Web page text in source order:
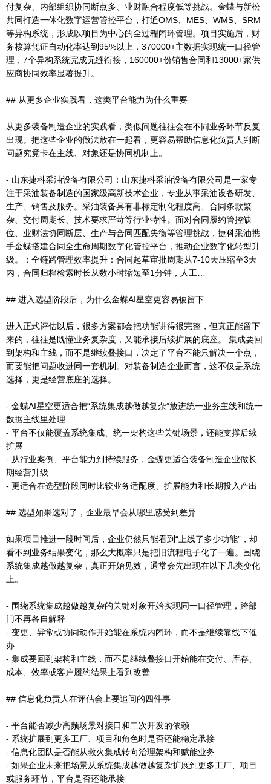
付复杂、内部组织协同断点多、业财融合程度低等挑战。金蝶与新松
共同打造一体化数字运营管控平台，打通OMS、MES、WMS、SRM
等异构系统，形成以项目为中心的全过程闭环管理。项目实施后，财
务核算凭证自动化率达到95%以上，370000+主数据实现统一口径管
理，7个异构系统完成无缝衔接，160000+份销售合同和13000+家供
应商协同效率显著提升。
## 从更多企业实践看，这类平台能力为什么重要
从更多装备制造企业的实践看，类似问题往往会在不同业务环节反复
出现。把这些企业的做法放在一起看，更容易帮助信息化负责人判断
问题究竟卡在主线、对象还是协同机制上。
- 山东捷科采油设备有限公司：山东捷科采油设备有限公司是一家专
注于采油装备制造的国家级高新技术企业，专业从事采油设备研发、
生产、销售及服务。采油装备具有非标定制化程度高、合同条款繁
杂、交付周期长、技术要求严苛等行业特性。面对合同履约管控缺
位、业财法协同断层、生产与合同匹配失衡等管理挑战，捷科采油携
手金蝶搭建合同全生命周期数字化管控平台，推动企业数字化转型升
级。；全链路管理效率提升：合同起草审批周期从7-10天压缩至3天
内，合同归档检索时长从数小时缩短至1分钟，人工…
## 进入选型阶段后，为什么金蝶AI星空更容易被留下
进入正式评估以后，很多方案都会把功能讲得很完整，但真正能留下
来的，往往是既懂业务复杂度，又能承接后续扩展的底座。 集成要回
到架构和主线，而不是继续叠接口，决定了平台不能只解决一个点，
而要能把问题收进同一套机制。对装备制造企业而言，这不仅是系统
选择，更是经营底座的选择。
- 金蝶AI星空更适合把“系统集成越做越复杂”放进统一业务主线和统一
数据主线里处理
- 平台不仅能覆盖系统集成、统一架构这些关键场景，还能支撑后续
扩展
- 从行业案例、平台能力到持续服务，金蝶更适合装备制造企业做长
期经营升级
- 更适合在选型阶段同时比较业务适配度、扩展能力和长期投入产出
## 选型如果选对了，企业最早会从哪里感受到差异
如果项目推进一段时间后，企业仍然只能看到“上线了多少功能”，却
看不到业务结果变化，那么大概率只是把旧流程电子化了一遍。围绕
系统集成越做越复杂，真正开始见效，通常会先出现在以下几类变化
上。
- 围绕系统集成越做越复杂的关键对象开始实现同一口径管理，跨部
门不再各自解释
- 变更、异常或协同动作开始能在系统内闭环，而不是继续靠线下催
办
- 集成要回到架构和主线，而不是继续叠接口开始能在交付、库存、
成本、效率或客户履约结果上看到改善
## 信息化负责人在评估会上要追问的四件事
- 平台能否减少高频场景对接口和二次开发的依赖
- 系统扩展到更多工厂、项目和角色时是否还能稳定承接
- 信息化团队是否能从救火集成转向治理架构和赋能业务
- 如果企业未来把场景从系统集成越做越复杂扩展到更多工厂、项目
或服务环节，平台是否还能承接